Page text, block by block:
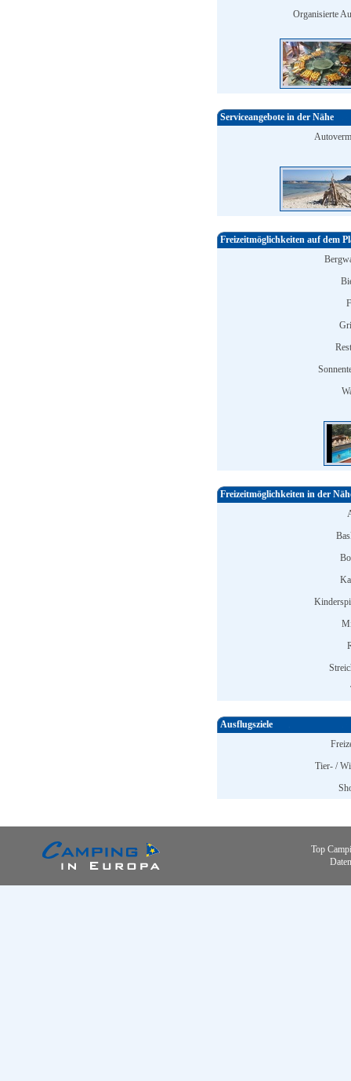
Organisierte
Serviceangebote in der Nähe
Freizeitmöglichkeiten auf dem
Freizeitmöglichkeiten in der
Ausflugsziele
Tier- /
Top